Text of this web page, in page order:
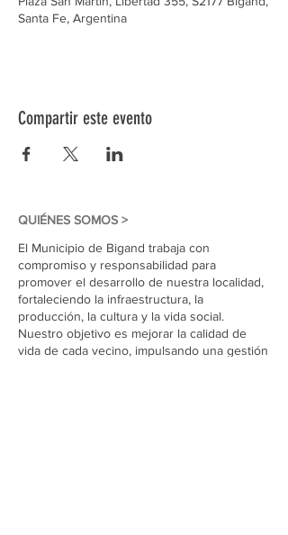
Santa Fe, Argentina
Compartir este evento
QUIÉNES SOMOS >
El Municipio de Bigand trabaja con
compromiso y responsabilidad para
promover el desarrollo de nuestra localidad,
fortaleciendo la infraestructura, la
producción, la cultura y la vida social.
Nuestro objetivo es mejorar la calidad de
vida de cada vecino, impulsando una gestión